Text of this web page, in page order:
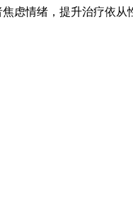
情绪，提升治疗依从